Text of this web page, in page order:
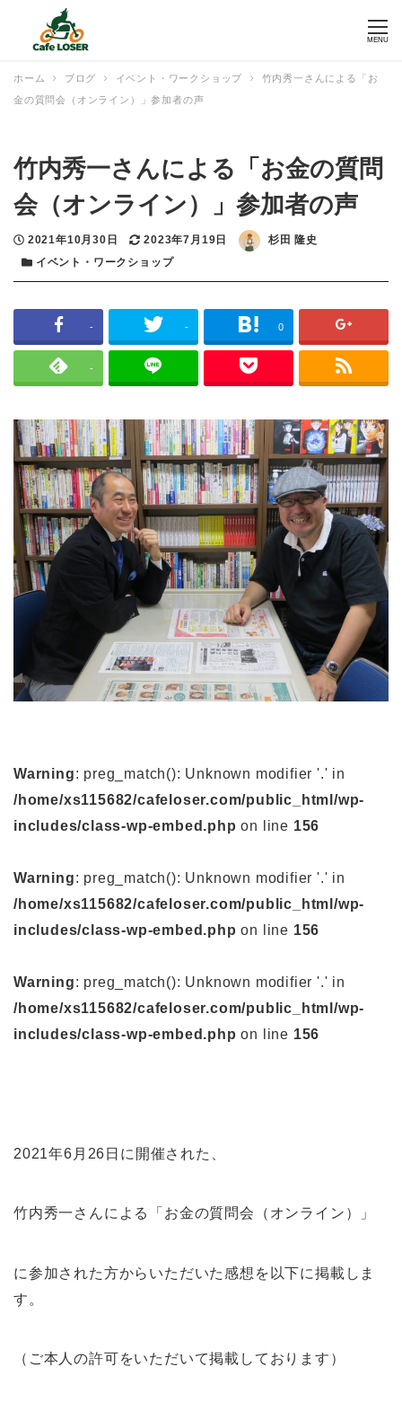
MENU
ホーム ブログ イベント・ワークショップ
竹内秀一さんによる「お
金の質問会（オンライン）」参加者の声
竹内秀一さんによる「お金の質問
会（オンライン）」参加者の声
投稿日
2021年10月30日 更新日
2023年7月19日 著者
杉田 隆史
カテゴリー
イベント・ワークショップ
- - 0
-
Warning: preg_match(): Unknown modifier '.' in
/home/xs115682/cafeloser.com/public_html/wp-
includes/class-wp-embed.php on line 156
Warning: preg_match(): Unknown modifier '.' in
/home/xs115682/cafeloser.com/public_html/wp-
includes/class-wp-embed.php on line 156
Warning: preg_match(): Unknown modifier '.' in
/home/xs115682/cafeloser.com/public_html/wp-
includes/class-wp-embed.php on line 156
2021年6月26日に開催された、
竹内秀一さんによる「お金の質問会（オンライン）」
に参加された方からいただいた感想を以下に掲載しま
す。
（ご本人の許可をいただいて掲載しております）